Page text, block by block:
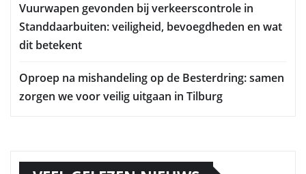
Vuurwapen gevonden bij verkeerscontrole in
Standdaarbuiten: veiligheid, bevoegdheden en wat
dit betekent
Oproep na mishandeling op de Besterdring: samen
zorgen we voor veilig uitgaan in Tilburg